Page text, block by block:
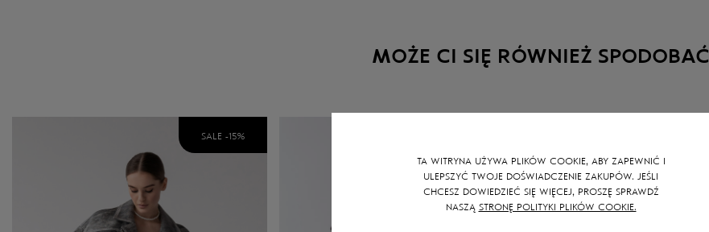
TA WITRYNA UŻYWA PLIKÓW COOKIE, ABY ZAPEWNIĆ I
ULEPSZYĆ TWOJE DOŚWIADCZENIE ZAKUPÓW. JEŚLI
CHCESZ DOWIEDZIEĆ SIĘ WIĘCEJ, PROSZĘ SPRAWDŹ
NASZĄ STRONĘ POLITYKI PLIKÓW COOKIE.
MOŻE CI SIĘ RÓWNIEŻ SPODOBAĆ
SALE -15%